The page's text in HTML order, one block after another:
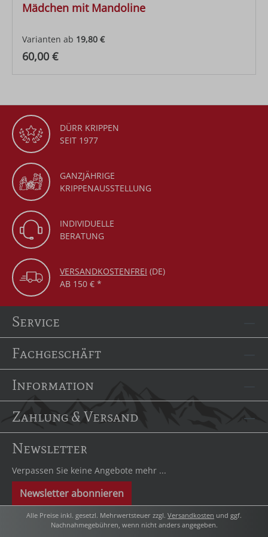
Mädchen mit Mandoline
Varianten ab 19,80 €
Regulärer Preis:
60,00 €
DÜRR KRIPPEN
SEIT 1977
GANZJÄHRIGE
KRIPPENAUSSTELLUNG
INDIVIDUELLE
BERATUNG
VERSANDKOSTENFREI (DE)
AB 150 € *
Service
Fachgeschäft
Information
Zahlung & Versand
Newsletter
Verpassen Sie keine Angebote mehr ...
Newsletter abonnieren
Alle Preise inkl. gesetzl. Mehrwertsteuer zzgl. Versandkosten und ggf.
Nachnahmegebühren, wenn nicht anders angegeben.